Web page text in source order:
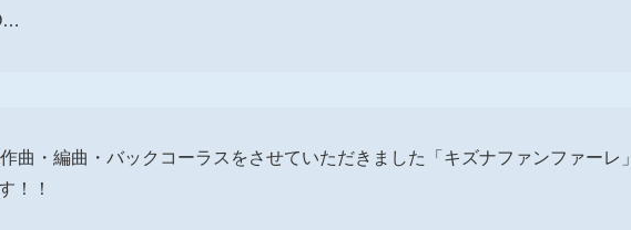
曲・編曲・バックコーラスをさせていただきました「キズナファンファーレ」
！！